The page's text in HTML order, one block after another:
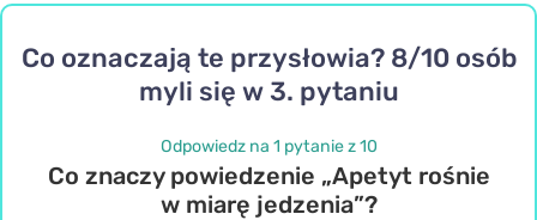
Co oznaczają te przysłowia? 8/10 osób
myli się w 3. pytaniu
Odpowiedz na 1 pytanie z 10
Co znaczy powiedzenie „Apetyt rośnie
w miarę jedzenia”?